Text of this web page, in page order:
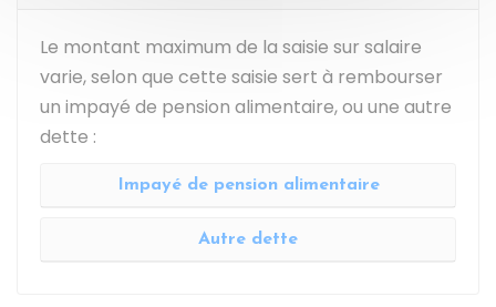
Le montant maximum de la saisie sur salaire
varie, selon que cette saisie sert à rembourser
un impayé de pension alimentaire, ou une autre
dette :
Impayé de pension alimentaire
Autre dette